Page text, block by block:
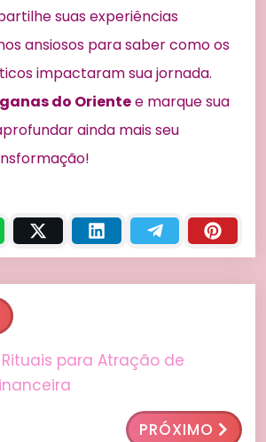
suas experiências
ansiosos para saber como os
impactaram sua jornada.
do Orientee marque sua
ainda mais seu
para Atração de
PRÓXIMO